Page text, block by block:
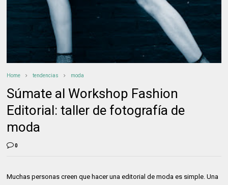
Home tendencias moda
Súmate al Workshop Fashion
Editorial: taller de fotografía de
moda
0
Muchas personas creen que hacer una editorial de moda es simple. Una